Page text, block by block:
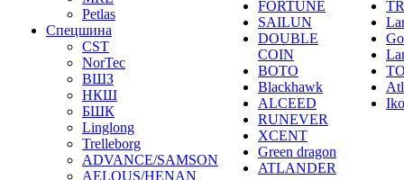
Petlas
Спецшина
CST
NorTec
ВШЗ
НКШ
БШК
Linglong
Trelleborg
ADVANCE/SAMSON
AELOUS/HENAN
FORTUNE
SAILUN
DOUBLE
COIN
BOTO
Blackhawk
ALCEED
RUNEVER
XCENT
Green dragon
ATLANDER